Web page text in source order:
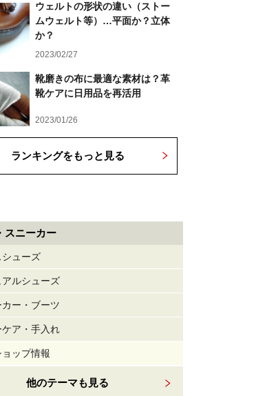
ウェルトの形状の違い（ストー
ムウェルト等）…平面か？立体
か？
2023/02/27
靴磨きの布に最適な素材は？革
靴ケアに日用品を再活用
2023/01/26
ランキングをもっと見る
スニーカー
シューズ
アルシューズ
カー・ブーツ
ケア・手入れ
ップ情報
他のテーマも見る